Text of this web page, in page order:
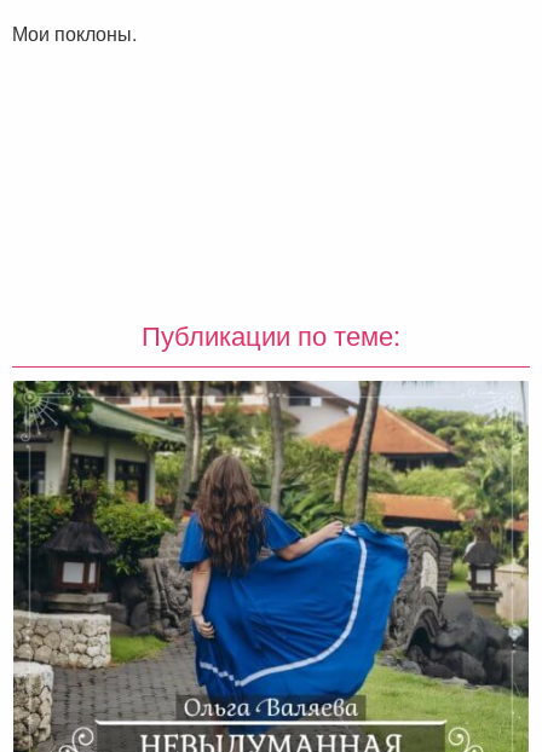
Мои поклоны.
Публикации по теме: